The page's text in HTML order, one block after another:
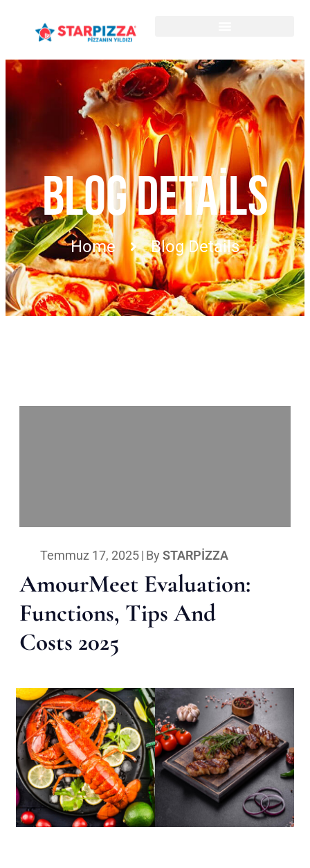
BLOG DETAILS
Home Blog Details
Temmuz 17, 2025| By STARPIZZA
AmourMeet Evaluation:
Functions, Tips And
Costs 2025